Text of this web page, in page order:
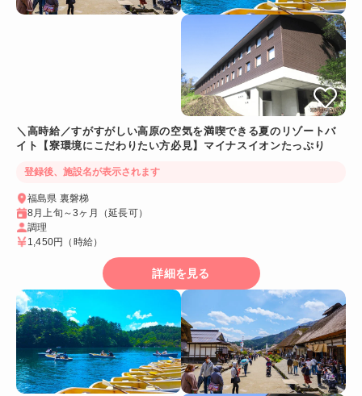
＼高時給／すがすがしい高原の空気を満喫できる夏のリゾートバ
イト【寮環境にこだわりたい方必見】マイナスイオンたっぷり
登録後、施設名が表示されます
福島県 裏磐梯
8月上旬～3ヶ月（延長可）
調理
1,450円
（時給）
詳細を見る